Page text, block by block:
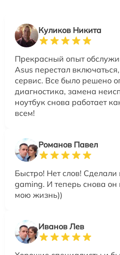
Куликов Никита
Прекрасный опыт
Asus перестал
сервис. Все было решено
диагностика, замена
ноутбук снова работает
всем!
Романов Павел
Быстро! Нет слов!
gaming. И теперь снова он
мою жизнь))
Иванов Лев